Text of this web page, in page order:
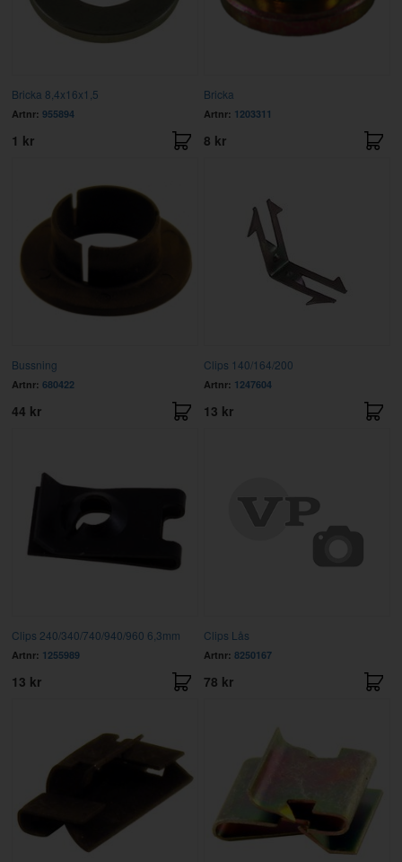
Bricka 8,4x16x1,5
Artnr: 955894
1 kr
Bricka
Artnr: 1203311
8 kr
Bussning
Artnr: 680422
44 kr
Clips 140/164/200
Artnr: 1247604
13 kr
Clips 240/340/740/940/960 6,3mm
Artnr: 1255989
13 kr
Clips Lås
Artnr: 8250167
78 kr